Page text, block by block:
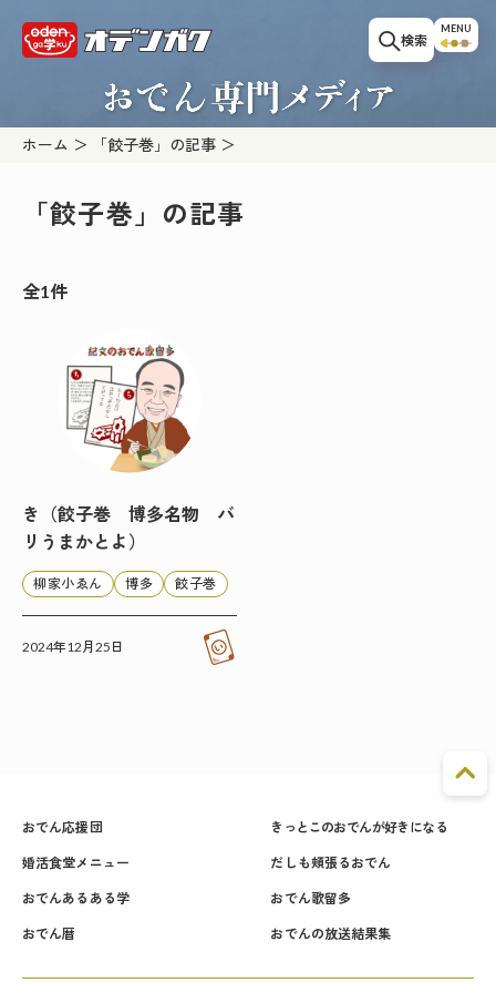
検索
MENU
ホーム 「餃子巻」の記事
「餃子巻」の記事
全1件
き（餃子巻 博多名物 バ
リうまかとよ）
柳家小ゑん 博多 餃子巻
2024年12月25日
おでん応援団 きっとこのおでんが好きになる
婚活食堂メニュー だしも頬張るおでん
おでんあるある学 おでん歌留多
おでん暦 おでんの放送結果集